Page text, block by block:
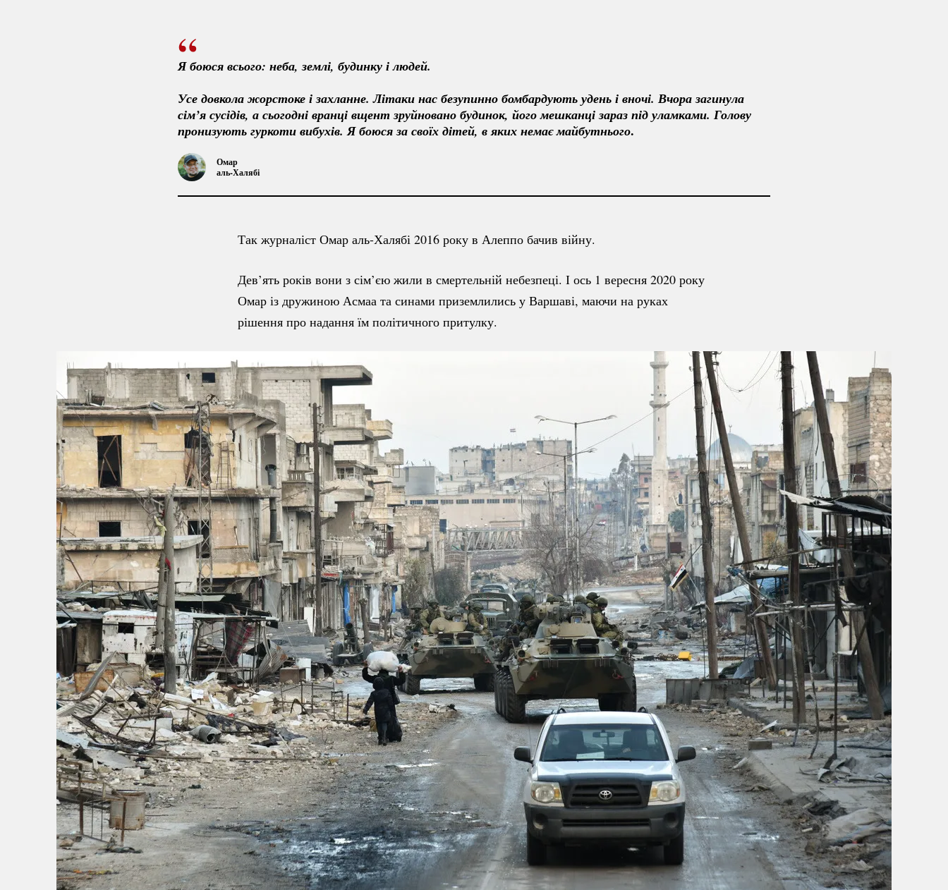
Омар
аль-Халябі
Я боюся всього: неба, землі, будинку і людей.
Усе довкола жорстоке і захланне. Літаки нас безупинно бомбардують удень і вночі. Вчора загинула
сім’я сусідів, а сьогодні вранці вщент зруйновано будинок, його мешканці зараз під уламками. Голову
пронизують гуркоти вибухів. Я боюся за своїх дітей, в яких немає майбутнього.
Так журналіст Омар аль-Халябі 2016 року в Алеппо бачив війну.
Дев’ять років вони з сім’єю жили в смертельній небезпеці. І ось 1 вересня 2020 року
Омар із дружиною Асмаа та синами приземлились у Варшаві, маючи на руках
рішення про надання їм політичного притулку.